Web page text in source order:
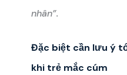
nhân”.
Đặc biệt cần lưu ý
khi trẻ mắc cúm